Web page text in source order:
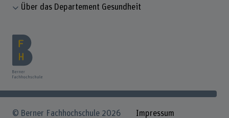
Über das Departement Gesundheit
© Berner Fachhochschule 2026 Impressum